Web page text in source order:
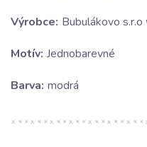
Výrobce: Bubulákovo
Motív: Jednobarevné
Barva: modrá